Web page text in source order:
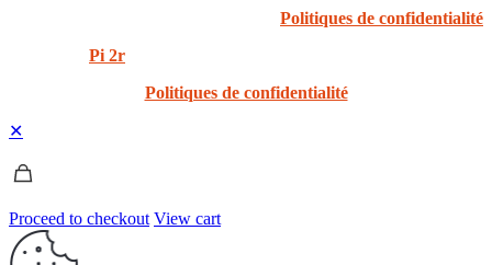
Politiques de confidentialité
Pi 2r
Politiques de confidentialité
✕
Proceed to checkout View cart